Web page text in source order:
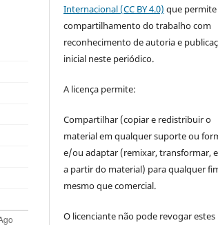
Internacional (CC BY 4.0) que
compartilhamento do trabalho com
reconhecimento de autoria e
inicial neste periódico.
A licença permite:
Compartilhar (copiar e redistribuir o
material em qualquer suporte ou
e/ou adaptar (remixar, transformar,
a partir do material) para qualquer
mesmo que comercial.
O licenciante não pode revogar estes